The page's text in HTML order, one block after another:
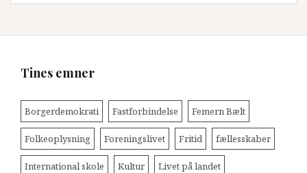
Tines emner
Borgerdemokrati Fastforbindelse Femern Bælt
Folkeoplysning Foreningslivet Fritid fællesskaber
International skole Kultur Livet på landet